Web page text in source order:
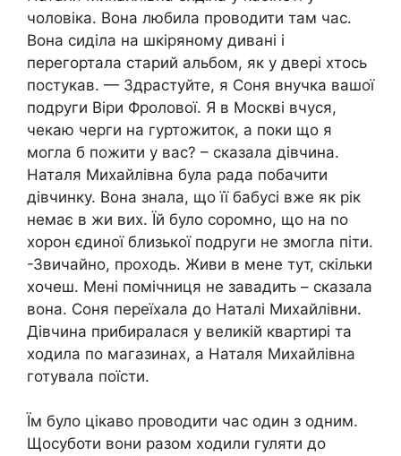
чоловіка. Вона любила проводити там час.
Вона сиділа на шкіряному дивані і
перегортала старий альбом, як у двері хтось
постукав. — Здрастуйте, я Соня внучка вашої
подруги Віри Фролової. Я в Москві вчуся,
чекаю черги на гуртожиток, а поки що я
могла б пожити у вас? – сказала дівчина.
Наталя Михайлівна була рада побачити
дівчинку. Вона знала, що її бабусі вже як рік
немає в жи вих. Їй було соромно, що на nо
xорон єдиної близької подруги не змогла піти.
-Звичайно, проходь. Живи в мене тут, скільки
хочеш. Мені помічниця не завадить – сказала
вона. Соня переїхала до Наталі Михайлівни.
Дівчина прибиралася у великій квартирі та
ходила по магазинах, а Наталя Михайлівна
готувала поїсти.
Їм було цікаво проводити час один з одним.
Щосуботи вони разом ходили гуляти до